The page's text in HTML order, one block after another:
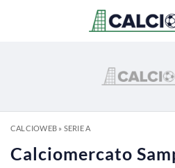
CALCIOWEB» SERIE A
Calciomercato